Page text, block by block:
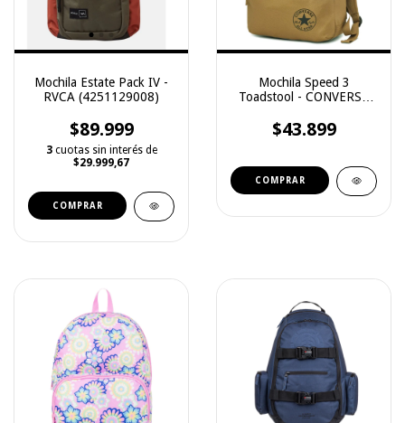
Mochila Estate Pack IV -
RVCA (4251129008)
$89.999
3 cuotas sin interés de
$29.999,67
COMPRAR
Mochila Speed 3
Toadstool - CONVERSE
$43.899
COMPRAR